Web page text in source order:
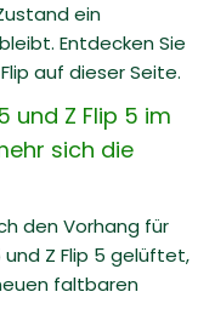
ein
Entdecken Sie
auf dieser Seite.
und Z Flip 5 im
sich die
den Vorhang für
und Z Flip 5 gelüftet,
faltbaren